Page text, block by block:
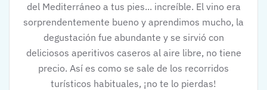
del Mediterráneo a tus pies... increíble. El vino era
sorprendentemente bueno y aprendimos mucho, la
degustación fue abundante y se sirvió con
deliciosos aperitivos caseros al aire libre, no tiene
precio. Así es como se sale de los recorridos
turísticos habituales, ¡no te lo pierdas!